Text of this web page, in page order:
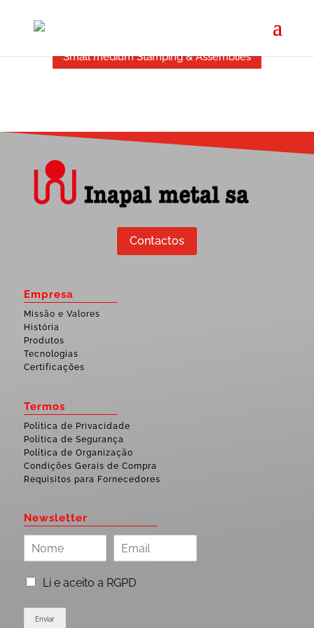
Large Stamping & Assemblies
Small medium Stamping & Assemblies
Contactos
Empresa
Missão e Valores
História
Produtos
Tecnologias
Certificações
Termos
Política de Privacidade
Política de Segurança
Política de Organização
Condições Gerais de Compra
Requisitos para Fornecedores
Newsletter
Li e aceito a RGPD
Enviar